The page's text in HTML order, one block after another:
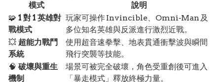
模式
說明
🧩 1 對 1 英雄對
戰模式
玩家可操作 Invincible、Omni‑Man 及
多位知名英雄與反派進行激烈近戰。
💥 超能力戰鬥
系統
使用超音速拳擊、地表貫通衝擊波與瞬間
飛行突襲等技能。
🧠 破壞與重生
機制
場景可被完全破壞，角色受重創後可進入
「暴走模式」釋放終極力量。